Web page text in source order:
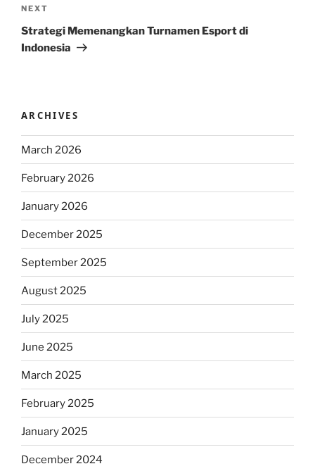
Next
Post
NEXT
Strategi Memenangkan Turnamen Esport di
Indonesia
ARCHIVES
March 2026
February 2026
January 2026
December 2025
September 2025
August 2025
July 2025
June 2025
March 2025
February 2025
January 2025
December 2024